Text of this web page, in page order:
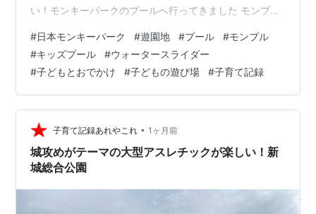
い！モンキーパークのプールへ行ってきました モンプル
キーパーク（モンプル）へのアクセス モンプルへ行って
きたよ！ ここ数年、我が家の恒例となっている7月上旬
のモンプル！今年ももちろん行ってきました(^^)/ ▼モン
プルデビュー！エンゼルシートの体験レポはこちら 去
年、有料予約席無しでも無事に席取りができたので、今
年も同様に朝一で並…
#日本モンキーパーク #遊園地 #プール #モンプル
#キッズプール #ウォータースライダー
#子どもとおでかけ #子どもの遊び場 #子育て記録
子育て記録あれやこれ • 1ヶ月前
城攻めがテーマの大型アスレチックが楽しい！新
城総合公園